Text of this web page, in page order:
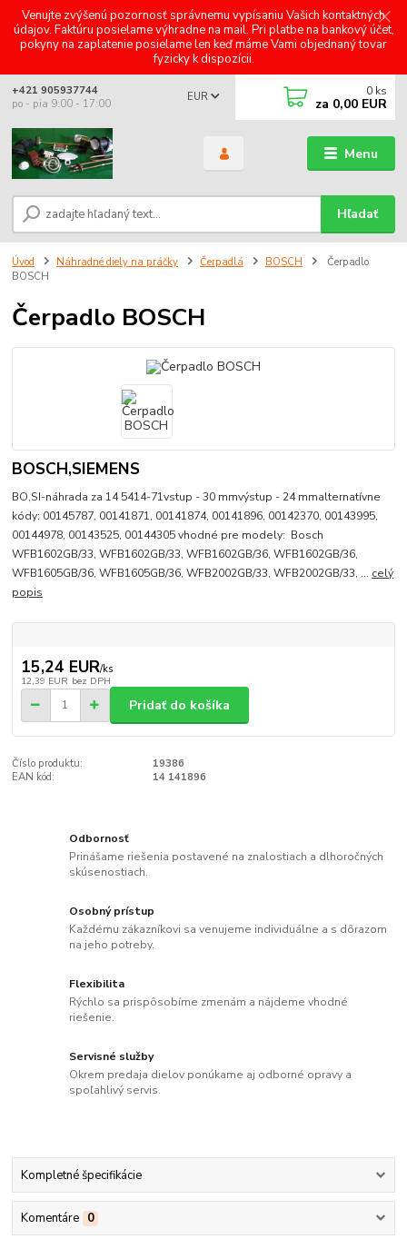
Venujte zvýšenú pozornosť správnemu vypísaniu Vašich kontaktných
údajov. Faktúru posielame výhradne na mail. Pri platbe na bankový účet,
pokyny na zaplatenie posielame len keď máme Vami objednaný tovar
fyzicky k dispozícii.
Menu
EUR
Hľadať
+421 905937744
po - pia 9:00 - 17:00
0 ks
za 0,00 EUR
Úvod Náhradné diely na práčky Čerpadlá BOSCH
Čerpadlo
BOSCH
Čerpadlo BOSCH
BOSCH,SIEMENS
BO,SI-náhrada za 14 5414-71vstup - 30 mmvýstup - 24 mmalternatívne
kódy: 00145787, 00141871, 00141874, 00141896, 00142370, 00143995,
00144978, 00143525, 00144305 vhodné pre modely: Bosch
WFB1602GB/33, WFB1602GB/33, WFB1602GB/36, WFB1602GB/36,
WFB1605GB/36, WFB1605GB/36, WFB2002GB/33, WFB2002GB/33, ... celý
popis
15,24 EUR/ks
12,39 EUR bez DPH
Pridať do košíka
Číslo produktu:
19386
EAN kód:
14 141896
Odbornosť
Prinášame riešenia postavené na znalostiach a dlhoročných
skúsenostiach.
Osobný prístup
Každému zákazníkovi sa venujeme individuálne a s dôrazom
na jeho potreby.
Flexibilita
Rýchlo sa prispôsobíme zmenám a nájdeme vhodné
riešenie.
Servisné služby
Okrem predaja dielov ponúkame aj odborné opravy a
spoľahlivý servis.
Kompletné špecifikácie
Komentáre 0